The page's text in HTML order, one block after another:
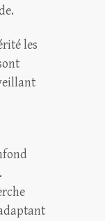
les